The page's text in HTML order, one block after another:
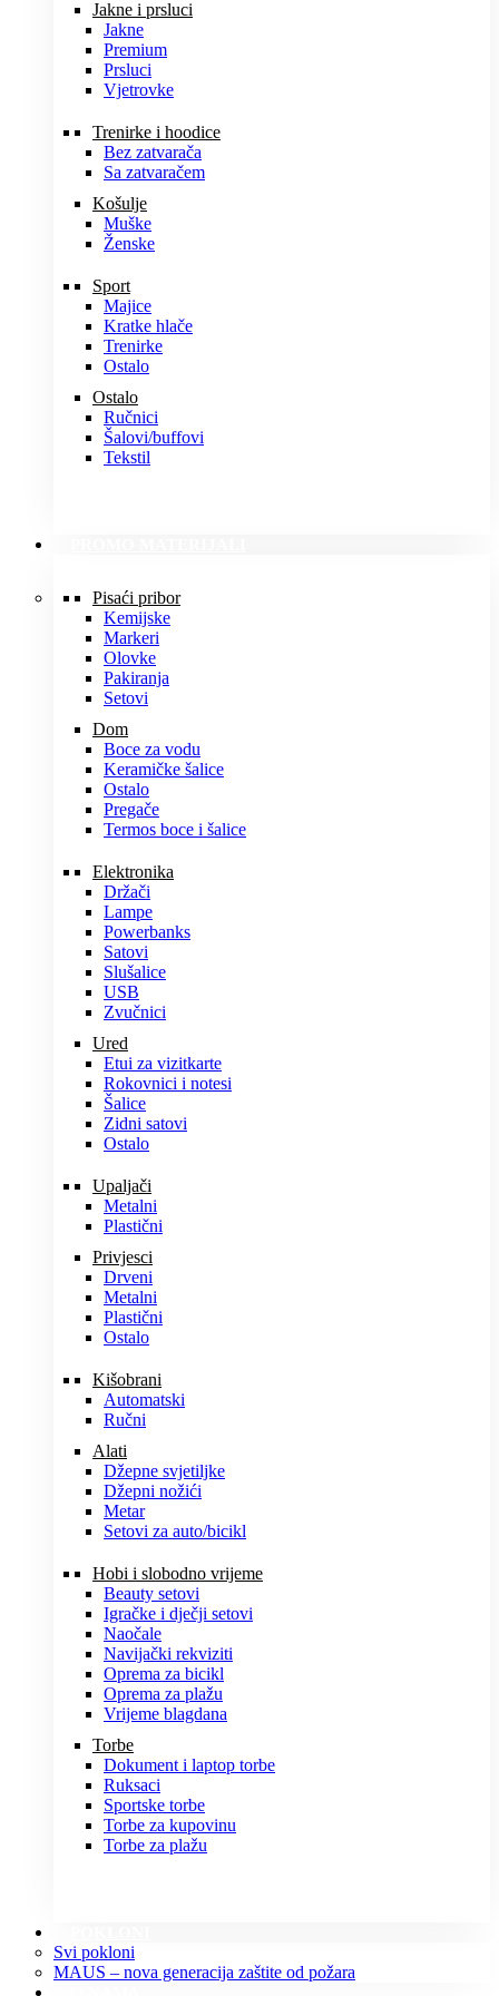
Jakne i prsluci
Jakne
Premium
Prsluci
Vjetrovke
Trenirke i hoodice
Bez zatvarača
Sa zatvaračem
Košulje
Muške
Ženske
Sport
Majice
Kratke hlače
Trenirke
Ostalo
Ostalo
Ručnici
Šalovi/buffovi
Tekstil
Pisaći pribor
Kemijske
Markeri
Olovke
Pakiranja
Setovi
Dom
Boce za vodu
Keramičke šalice
Ostalo
Pregače
Termos boce i šalice
Elektronika
Držači
Lampe
Powerbanks
Satovi
Slušalice
USB
Zvučnici
Ured
Etui za vizitkarte
Rokovnici i notesi
Šalice
Zidni satovi
Ostalo
Upaljači
Metalni
Plastični
Privjesci
Drveni
Metalni
Plastični
Ostalo
Kišobrani
Automatski
Ručni
Alati
Džepne svjetiljke
Džepni nožići
Metar
Setovi za auto/bicikl
Hobi i slobodno vrijeme
Beauty setovi
Igračke i dječji setovi
Naočale
Navijački rekviziti
Oprema za bicikl
Oprema za plažu
Vrijeme blagdana
Torbe
Dokument i laptop torbe
Ruksaci
Sportske torbe
Torbe za kupovinu
Torbe za plažu
Svi pokloni
MAUS – nova generacija zaštite od požara